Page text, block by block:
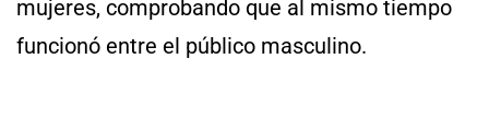
mujeres, comprobando que al mismo tiempo
funcionó entre el público masculino.